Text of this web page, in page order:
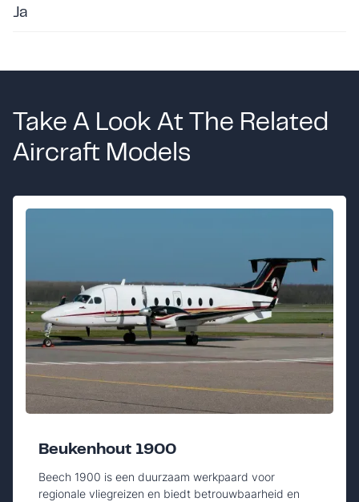
Ja
Take A Look At The Related
Aircraft Models
Beukenhout 1900
Beech 1900 is een duurzaam werkpaard voor
regionale vliegreizen en biedt betrouwbaarheid en